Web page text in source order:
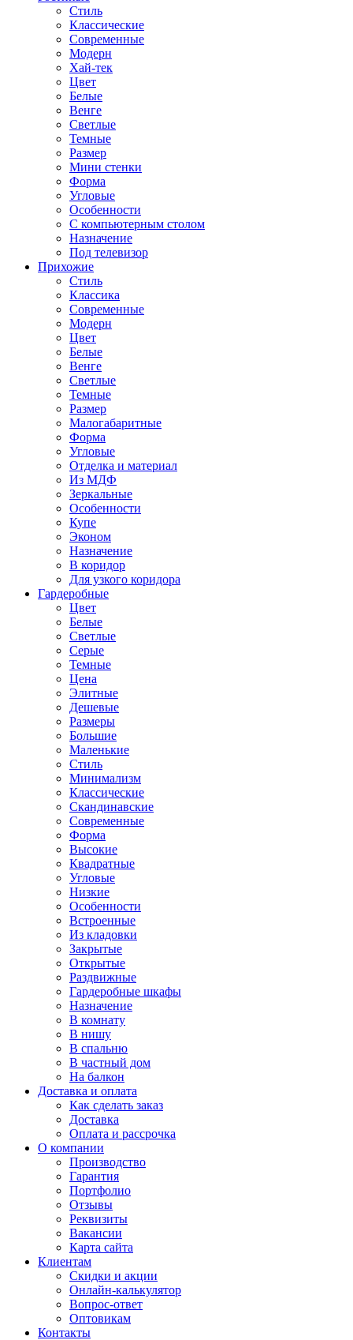
Стиль
Классические
Современные
Модерн
Хай-тек
Цвет
Белые
Венге
Светлые
Темные
Размер
Мини стенки
Форма
Угловые
Особенности
С компьютерным столом
Назначение
Под телевизор
Прихожие
Стиль
Классика
Современные
Модерн
Цвет
Белые
Венге
Светлые
Темные
Размер
Малогабаритные
Форма
Угловые
Отделка и материал
Из МДФ
Зеркальные
Особенности
Купе
Эконом
Назначение
В коридор
Для узкого коридора
Гардеробные
Цвет
Белые
Светлые
Серые
Темные
Цена
Элитные
Дешевые
Размеры
Большие
Маленькие
Стиль
Минимализм
Классические
Скандинавские
Современные
Форма
Высокие
Квадратные
Угловые
Низкие
Особенности
Встроенные
Из кладовки
Закрытые
Открытые
Раздвижные
Гардеробные шкафы
Назначение
В комнату
В нишу
В спальню
В частный дом
На балкон
Доставка и оплата
Как сделать заказ
Доставка
Оплата и рассрочка
О компании
Производство
Гарантия
Портфолио
Отзывы
Реквизиты
Вакансии
Карта сайта
Клиентам
Скидки и акции
Онлайн-калькулятор
Вопрос-ответ
Оптовикам
Контакты